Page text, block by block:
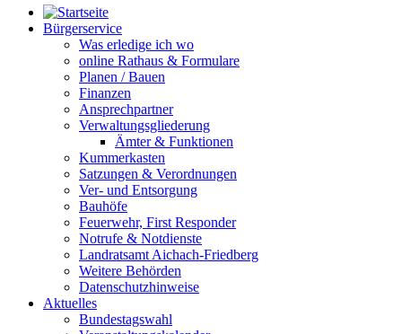
Bürgerservice
Was erledige ich wo
online Rathaus & Formulare
Planen / Bauen
Finanzen
Ansprechpartner
Verwaltungsgliederung
Ämter & Funktionen
Kummerkasten
Satzungen & Verordnungen
Ver- und Entsorgung
Bauhöfe
Feuerwehr, First Responder
Notrufe & Notdienste
Landratsamt Aichach-Friedberg
Weitere Behörden
Datenschutzhinweise
Aktuelles
Bundestagswahl